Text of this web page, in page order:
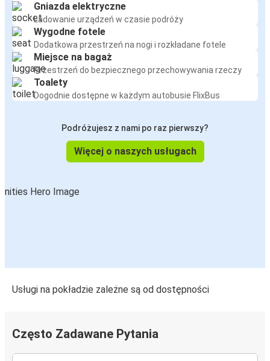
Tarnobrzeg
Sandomierz
Sandomierz
Tarnobrzeg
Norymberga
Tarnobrzeg
Chełm
Tarnobrzeg
Port Lotniczy Lublin
Gorzów Wielkopolski
Tarnobrzeg
Gniazda elektryczne
Ładowanie urządzeń w czasie podróży
Wygodne fotele
Dodatkowa przestrzeń na nogi i rozkładane fotele
Miejsce na bagaż
Przestrzeń do bezpiecznego przechowywania rzeczy
Toalety
Dogodnie dostępne w każdym autobusie FlixBus
Podróżujesz z nami po raz pierwszy?
Więcej o naszych usługach
Usługi na pokładzie zależne są od dostępności
Często Zadawane Pytania